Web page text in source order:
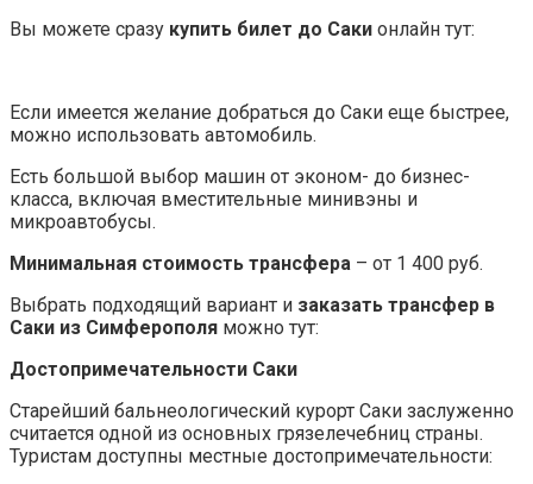
Вы можете сразу купить билет до Саки онлайн тут:
Если имеется желание добраться до Саки еще быстрее,
можно использовать автомобиль.
Есть большой выбор машин от эконом- до бизнес-
класса, включая вместительные минивэны и
микроавтобусы.
Минимальная стоимость трансфера – от 1 400 руб.
Выбрать подходящий вариант и заказать трансфер в
Саки из Симферополя можно тут:
Достопримечательности Саки
Старейший бальнеологический курорт Саки заслуженно
считается одной из основных грязелечебниц страны.
Туристам доступны местные достопримечательности: